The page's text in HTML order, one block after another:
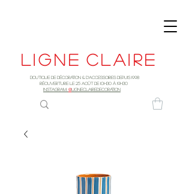
Ligne claire
Boutique de décoration & d'accessoires depuis 1998
RÉOUVERTURE LE 25 AOûT DE 10h30 à 19H30
INSTAGRAM: @LIGNECLAIREDECORATION